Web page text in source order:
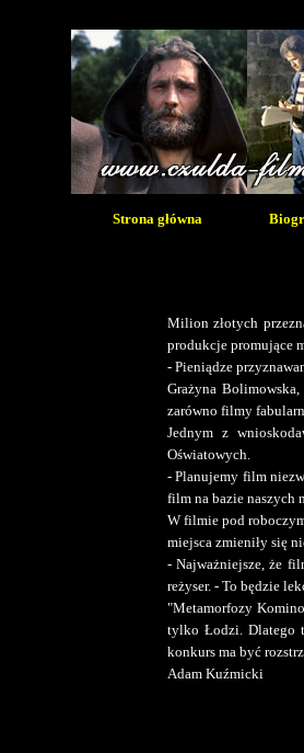
Strona główna
Milion złotych
produkcje promujące
- Pieniądze
Grażyna
zarówno filmy
Jednym z
Oświatowych.
- Planujemy film
film na bazie naszych
W filmie pod
miejsca zmieniły się
- Najważniejsze, że
reżyser. - To będzie
"Metamorfozy
tylko Łodzi. Dlatego
konkurs ma być
Adam Kuźmicki